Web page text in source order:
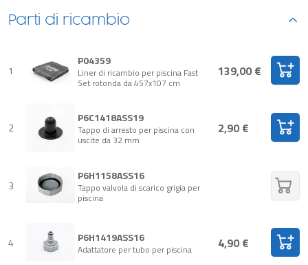
Parti di ricambio
1
P04359
Liner di ricambio per piscina Fast
Set rotonda da 457x107 cm
139,00 €
2
P6C1418ASS19
Tappo di arresto per piscina con
uscite da 32 mm
2,90 €
3
P6H1158ASS16
Tappo valvola di scarico grigia per
piscina
4 P6H1419ASS16
Adattatore per tubo per piscina 4,90 €